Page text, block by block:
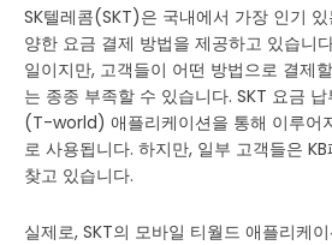
SK텔레콤(SKT)은 국내에서 가장 인기
양한 요금 결제 방법을 제공하고 있습니
일이지만, 고객들이 어떤 방법으로 결제
는 종종 부족할 수 있습니다. SKT 요금
(T-world) 애플리케이션을 통해 이루어
로 사용됩니다. 하지만, 일부 고객들은
찾고 있습니다.
실제로, SKT의 모바일 티월드 애플리케